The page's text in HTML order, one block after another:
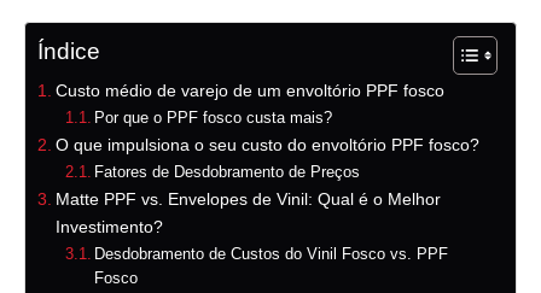
Índice
Custo médio de varejo de um envoltório PPF fosco
Por que o PPF fosco custa mais?
O que impulsiona o seu custo do envoltório PPF fosco?
Fatores de Desdobramento de Preços
Matte PPF vs. Envelopes de Vinil: Qual é o Melhor
Investimento?
Desdobramento de Custos do Vinil Fosco vs. PPF
Fosco